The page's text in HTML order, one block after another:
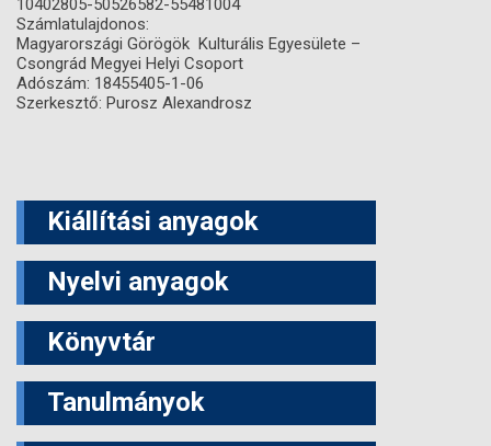
10402805-50526582-55481004
Számlatulajdonos:
Magyarországi Görögök Kulturális Egyesülete –
Csongrád Megyei Helyi Csoport
Adószám: 18455405-1-06
Szerkesztő: Purosz Alexandrosz
Kiállítási anyagok
Nyelvi anyagok
Könyvtár
Tanulmányok